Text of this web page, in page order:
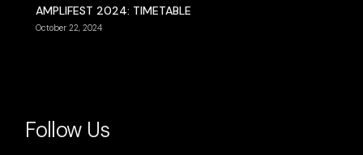
AMPLIFEST 2024: TIMETABLE
October 22, 2024
Follow Us